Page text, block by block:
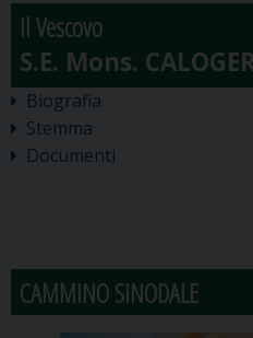
Il Vescovo
Biografia
Stemma
Documenti
CAMMINO SINODALE